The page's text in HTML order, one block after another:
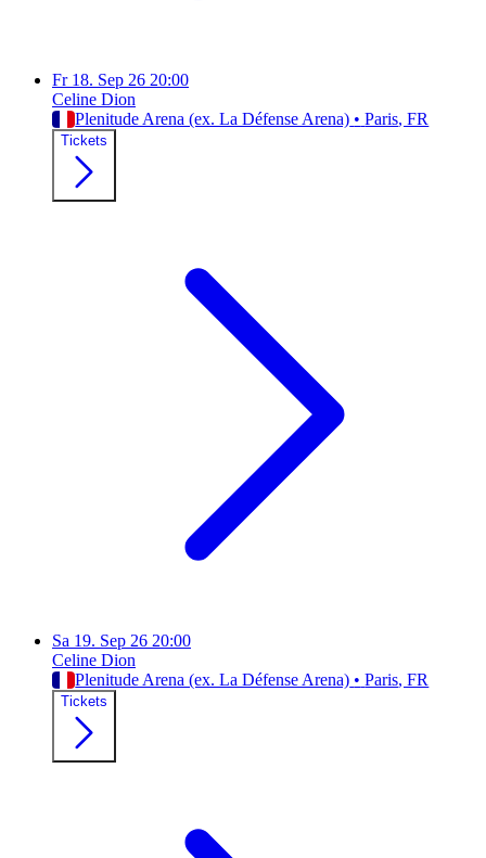
Fr 18. Sep 26 20:00
Celine Dion
Plenitude Arena (ex. La Défense Arena) • Paris, FR
Tickets
Sa 19. Sep 26 20:00
Celine Dion
Plenitude Arena (ex. La Défense Arena) • Paris, FR
Tickets